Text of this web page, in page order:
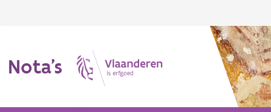
Nota's